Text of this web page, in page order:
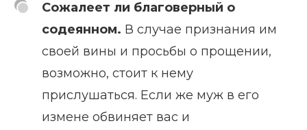
Сожалеет ли благоверный о
содеянном. В случае признания им
своей вины и просьбы о прощении,
возможно, стоит к нему
прислушаться. Если же муж в его
измене обвиняет вас и